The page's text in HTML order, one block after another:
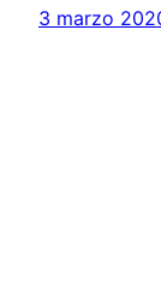
3 marzo